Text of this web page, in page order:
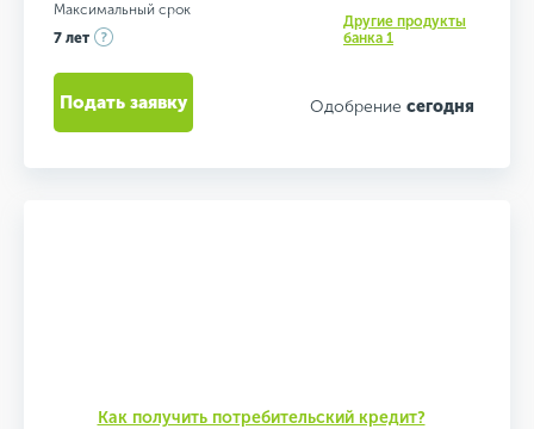
Максимальный срок
7 лет
Другие продукты
банка 1
Одобрение сегодня
Подать заявку
Как получить потребительский кредит?